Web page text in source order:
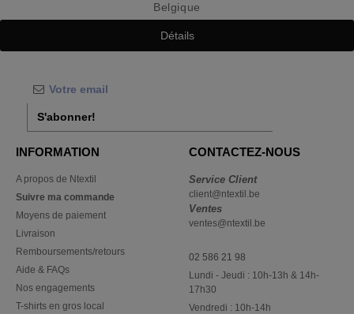
Belgique
Détails
S'abonner!
INFORMATION
A propos de Ntextil
Suivre ma commande
Moyens de paiement
Livraison
Remboursements/retours
Aide & FAQs
Nos engagements
T-shirts en gros local
CONTACTEZ-NOUS
Service Client
client@ntextil.be
Ventes
ventes@ntextil.be
02 586 21 98
Lundi - Jeudi : 10h-13h & 14h-
17h30
Vendredi : 10h-14h